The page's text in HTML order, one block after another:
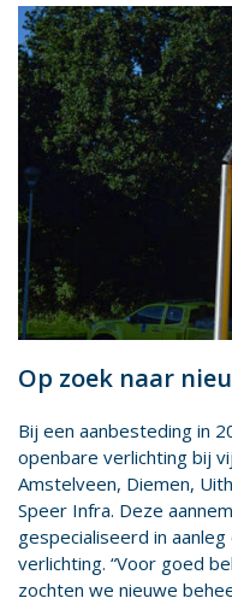
Op zoek naar
Bij een aanbesteding in
openbare verlichting bij
Amstelveen, Diemen,
Speer Infra. Deze
gespecialiseerd in
verlichting. “Voor goed
zochten we nieuwe